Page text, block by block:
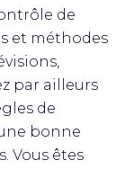
de
et méthodes
par ailleurs
de
bonne
Vous êtes